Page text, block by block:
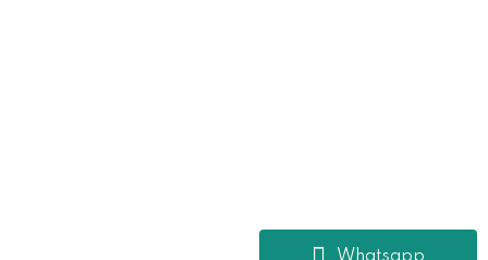
Whatsapp